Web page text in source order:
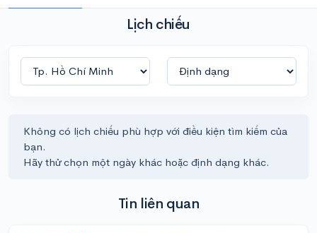
Lịch chiếu
Không có lịch chiếu phù hợp với điều kiện tìm kiếm của
bạn.
Hãy thử chọn một ngày khác hoặc định dạng khác.
Tin liên quan